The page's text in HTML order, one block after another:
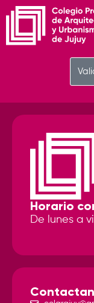
Horario
De lunes a